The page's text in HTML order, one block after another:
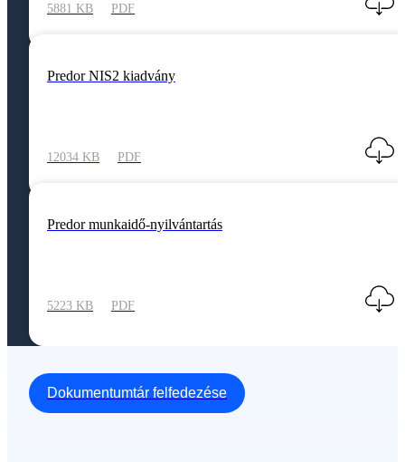
5881 KB PDF
Predor NIS2 kiadvány
12034 KB PDF
Predor munkaidő-nyilvántartás
5223 KB PDF
Dokumentumtár felfedezése